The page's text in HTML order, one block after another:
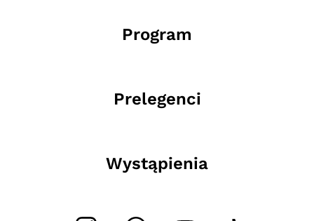
Program
Prelegenci
Wystąpienia